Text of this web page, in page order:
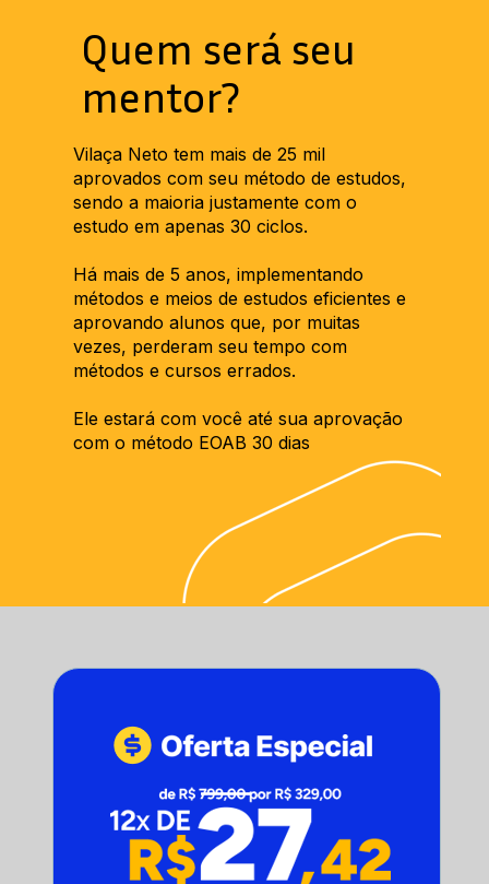
Quem será seu
mentor?
Vilaça Neto tem mais de 25 mil
aprovados com seu método de estudos,
sendo a maioria justamente com o
estudo em apenas 30 ciclos.
Há mais de 5 anos, implementando
métodos e meios de estudos eficientes e
aprovando alunos que, por muitas
vezes, perderam seu tempo com
métodos e cursos errados.
Ele estará com você até sua aprovação
com o método EOAB 30 dias